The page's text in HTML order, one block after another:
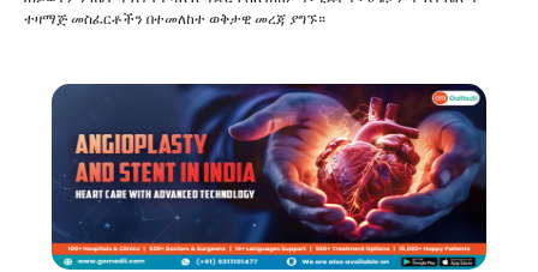
ተዛማጅ መስፈርቶችን በተመለከተ ወቅታዊ መረጃ ያግኙ።